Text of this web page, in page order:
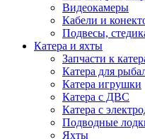
Видеокамеры
Кабели и
Подвесы,
Катера и яхты
Запчасти к
Катера для
Катера игрушки
Катера с ДВС
Катера с
Подводные
Яхты